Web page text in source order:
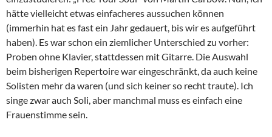
hätte vielleicht etwas einfacheres aussuchen können
(immerhin hat es fast ein Jahr gedauert, bis wir es aufgeführt
haben). Es war schon ein ziemlicher Unterschied zu vorher:
Proben ohne Klavier, stattdessen mit Gitarre. Die Auswahl
beim bisherigen Repertoire war eingeschränkt, da auch keine
Solisten mehr da waren (und sich keiner so recht traute). Ich
singe zwar auch Soli, aber manchmal muss es einfach eine
Frauenstimme sein.